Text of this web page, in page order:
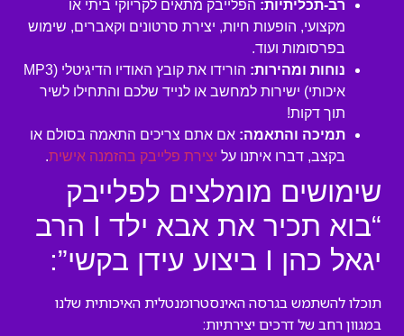
רב-תכליתיות: הפלייבק מתאים לקריוקי ביתי או
מקצועי, הופעות חיות, יצירת סרטונים וקאברים, שימוש
בפרסומות ועוד.
נוחות ומהירות:
הורידו את קובץ האודיו הדיגיטלי (MP3
איכותי) ישירות למחשב או לנייד שלכם והתחילו לשיר
תוך דקות!
תמיכה והתאמה: אם אתם צריכים התאמה בסולם או
בקצב, דברו איתנו על יצירת פלייבק בהזמנה אישית.
שימושים מומלצים לפלייבק
“בוא תכיר את אבא ילד I הרב
יגאל כהן I ביצוע עידן בקשי”:
תוכלו להשתמש בגרסה האינסטרומנטלית האיכותית שלנו
במגוון רחב של דרכים יצירתיות: